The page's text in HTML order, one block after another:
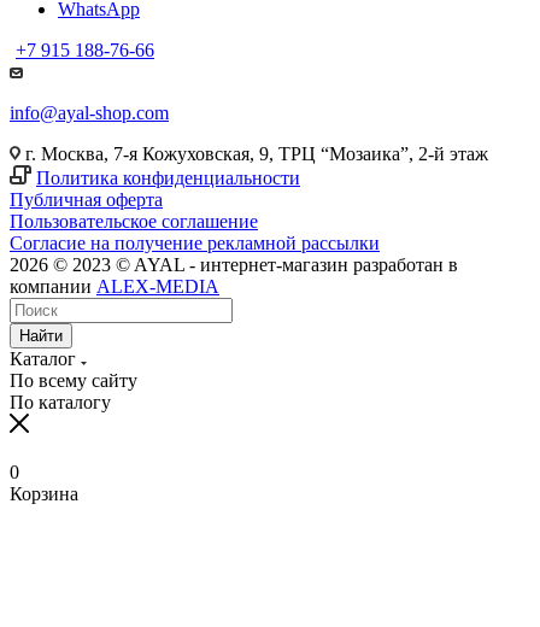
WhatsApp
+7 915 188-76-66
info@ayal-shop.com
г. Москва, 7-я Кожуховская, 9, ТРЦ “Мозаика”, 2-й этаж
Политика конфиденциальности
Публичная оферта
Пользовательское соглашение
Согласие на получение рекламной рассылки
2026 © 2023 © AYAL - интернет-магазин разработан в
компании ALEX-MEDIA
Найти
Каталог
По всему сайту
По каталогу
0
Корзина